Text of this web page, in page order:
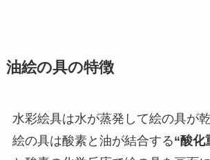
油絵の具の特徴
水彩絵具は水が蒸発して絵の具が
絵の具は酸素と油が結合する“酸化